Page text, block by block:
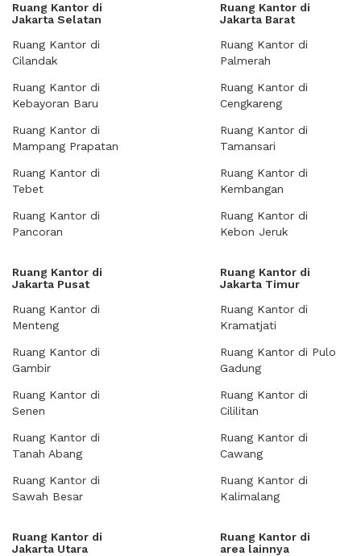
Ruang Kantor di
Jakarta Selatan
Ruang Kantor di
Cilandak
Ruang Kantor di
Kebayoran Baru
Ruang Kantor di
Mampang Prapatan
Ruang Kantor di
Tebet
Ruang Kantor di
Pancoran
Ruang Kantor di
Jakarta Barat
Ruang Kantor di
Palmerah
Ruang Kantor di
Cengkareng
Ruang Kantor di
Tamansari
Ruang Kantor di
Kembangan
Ruang Kantor di
Kebon Jeruk
Ruang Kantor di
Jakarta Pusat
Ruang Kantor di
Menteng
Ruang Kantor di
Gambir
Ruang Kantor di
Senen
Ruang Kantor di
Tanah Abang
Ruang Kantor di
Sawah Besar
Ruang Kantor di
Jakarta Timur
Ruang Kantor di
Kramatjati
Ruang Kantor di Pulo
Gadung
Ruang Kantor di
Cililitan
Ruang Kantor di
Cawang
Ruang Kantor di
Kalimalang
Ruang Kantor di
Jakarta Utara
Ruang Kantor di
area lainnya